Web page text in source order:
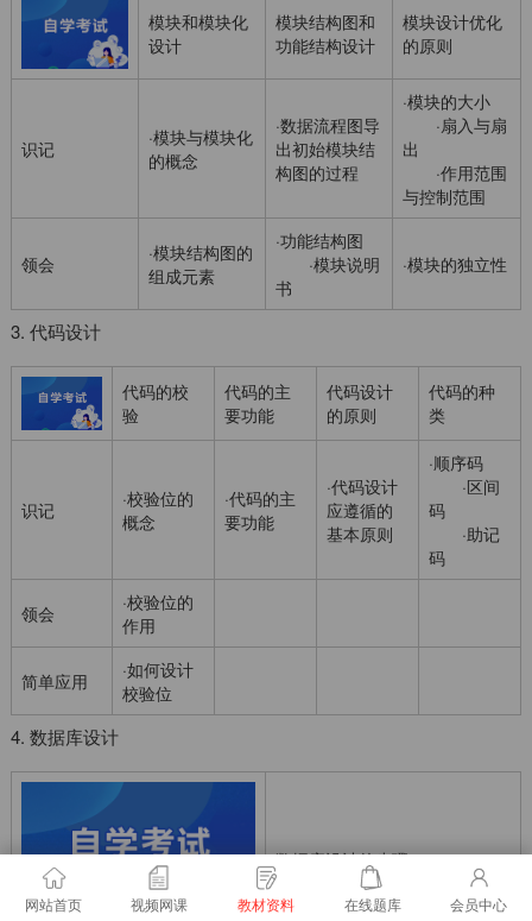
模块和模块化
设计
模块结构图和
功能结构设计
模块设计优化
的原则
识记
·模块与模块化
的概念
·数据流程图导
出初始模块结
构图的过程
·模块的大小
·扇入与扇
出
·作用范围
与控制范围
领会
·模块结构图的
组成元素
·功能结构图
·模块说明
书
·模块的独立性
3. 代码设计
代码的校
验
代码的主
要功能
代码设计
的原则
代码的种
类
识记
·校验位的
概念
·代码的主
要功能
·代码设计
应遵循的
基本原则
·顺序码
·区间
码
·助记
码
领会
·校验位的
作用
简单应用
·如何设计
校验位
4. 数据库设计
数据库设计的步骤
网站首页 视频网课 教材资料 在线题库 会员中心